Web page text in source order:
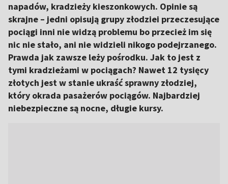
napadów, kradzieży kieszonkowych. Opinie są
skrajne – jedni opisują grupy złodziei przeczesujące
pociągi inni nie widzą problemu bo przecież im się
nic nie stało, ani nie widzieli nikogo podejrzanego.
Prawda jak zawsze leży pośrodku. Jak to jest z
tymi kradzieżami w pociągach? Nawet 12 tysięcy
złotych jest w stanie ukraść sprawny złodziej,
który okrada pasażerów pociągów. Najbardziej
niebezpieczne są nocne, długie kursy.